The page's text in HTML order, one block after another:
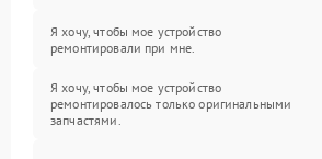
Я хочу, чтобы мое устройство
ремонтировали при мне.
Я хочу, чтобы мое устройство
ремонтировалось только оригинальными
запчастями.